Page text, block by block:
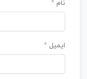
نام *
ایمیل *